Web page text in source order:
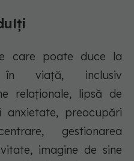
care poate duce la
în viață, inclusiv
relaționale, lipsă de
anxietate, preocupări
gestionarea
imagine de sine